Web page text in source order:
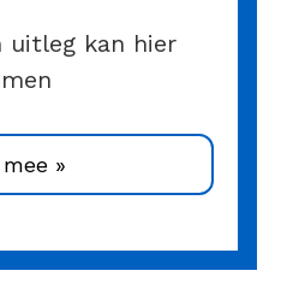
uitleg kan hier
»